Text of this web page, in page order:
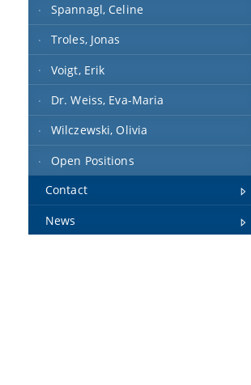
Spannagl, Celine
Troles, Jonas
Voigt, Erik
Dr. Weiss, Eva-Maria
Wilczewski, Olivia
Open Positions
Contact
News